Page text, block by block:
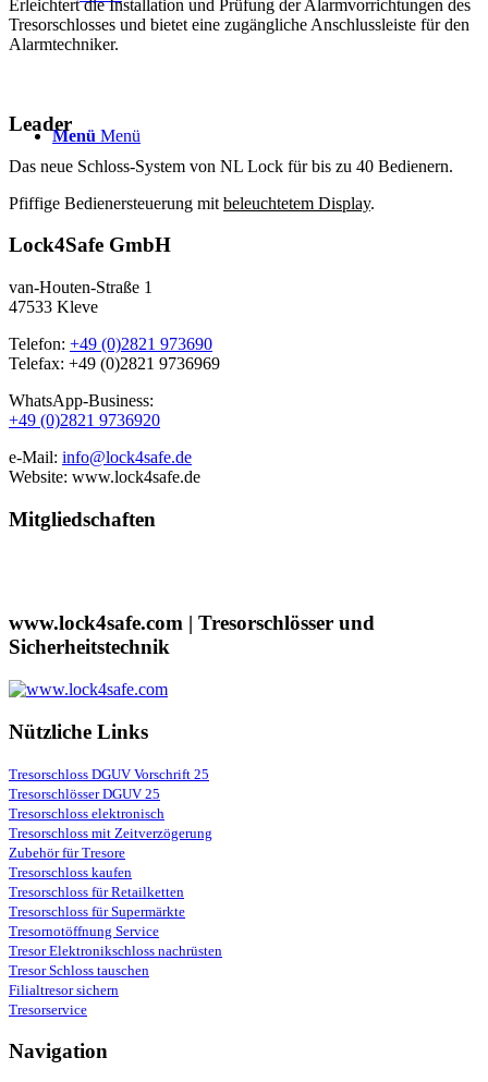
Menü Menü
Erleichtert die Installation und Prüfung der Alarmvorrichtungen des
Tresorschlosses und bietet eine zugängliche Anschlussleiste für den
Alarmtechniker.
Leader
Das neue Schloss-System von NL Lock für bis zu 40 Bedienern.
Pfiffige Bedienersteuerung mit beleuchtetem Display.
Lock4Safe GmbH
van-Houten-Straße 1
47533 Kleve
Telefon: +49 (0)2821 973690
Telefax: +49 (0)2821 9736969
WhatsApp-Business:
+49 (0)2821 9736920
e-Mail: info@lock4safe.de
Website: www.lock4safe.de
Mitgliedschaften
www.lock4safe.com | Tresorschlösser und
Sicherheitstechnik
Nützliche Links
Tresorschloss DGUV Vorschrift 25
Tresorschlösser DGUV 25
Tresorschloss elektronisch
Tresorschloss mit Zeitverzögerung
Zubehör für Tresore
Tresorschloss kaufen
Tresorschloss für Retailketten
Tresorschloss für Supermärkte
Tresornotöffnung Service
Tresor Elektronikschloss nachrüsten
Tresor Schloss tauschen
Filialtresor sichern
Tresorservice
Navigation